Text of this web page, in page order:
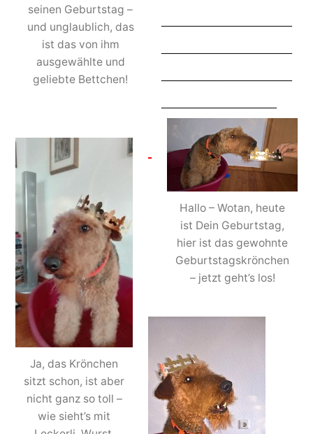
seinen Geburtstag –
und unglaublich, das
ist das von ihm
ausgewählte und
geliebte Bettchen!
Hallo – Wotan, heute
ist Dein Geburtstag,
hier ist das gewohnte
Geburtstagskrönchen
– jetzt geht’s los!
Ja, das Krönchen
sitzt schon, ist aber
nicht ganz so toll –
wie sieht’s mit